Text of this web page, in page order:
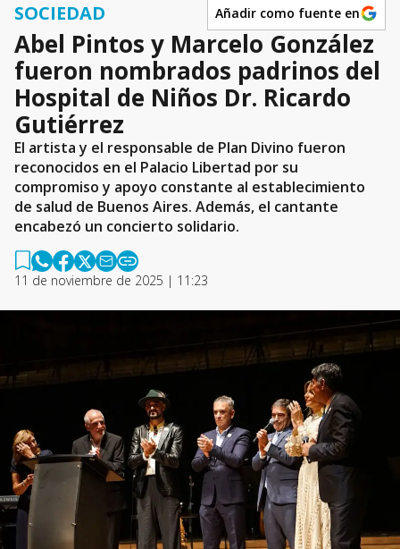
SOCIEDAD Añadir como fuente en
Abel Pintos y Marcelo González
fueron nombrados padrinos del
Hospital de Niños Dr. Ricardo
Gutiérrez
El artista y el responsable de Plan Divino fueron
reconocidos en el Palacio Libertad por su
compromiso y apoyo constante al establecimiento
de salud de Buenos Aires. Además, el cantante
encabezó un concierto solidario.
11 de noviembre de 2025 | 11:23